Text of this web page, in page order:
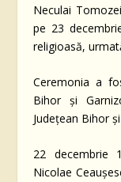
Neculai
pe 23
religioasă,
Ceremonia a
Bihor şi
Județean Bihor
22 decembrie
Nicolae